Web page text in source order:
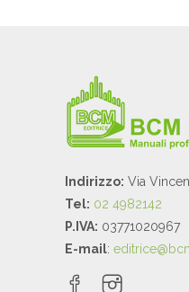
Indirizzo: Via
Tel: 02 4982142
P.IVA: 03771020967
E-mail: